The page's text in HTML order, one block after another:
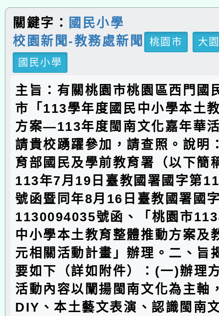
關鍵字：
國民小學
校園新聞-教務處新聞
桃園市
大
國民小學
主旨：有關桃園市桃園區西門國
市「113學年度國民中小學本土
方案―113年度閩南文化嘉年華
請貴校踴躍參加，請查照。說明
育部國民及學前教育署（以下簡
113年7月19日臺教國署國字第
號函暨同年8月16日臺教國署國
1130094035號函、「桃園市
中小學本土教育整體推動方案及
元相關活動計畫」辦理。二、旨
要如下（詳如附件）：(一)辦理
活動內容以闡揚閩南文化為主軸
DIY、本土藝文表演、認識閩南